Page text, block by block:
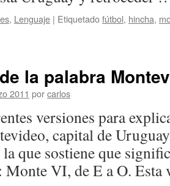
, Lenguaje | Etiquetadofútbol, hincha,
la palabra
2011 porcarlos
versiones para
capital de
que sostiene que
Monte VI, de E a O.